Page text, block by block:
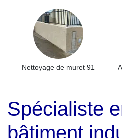
Nettoyage de muret 91
Spécialiste
bâtiment